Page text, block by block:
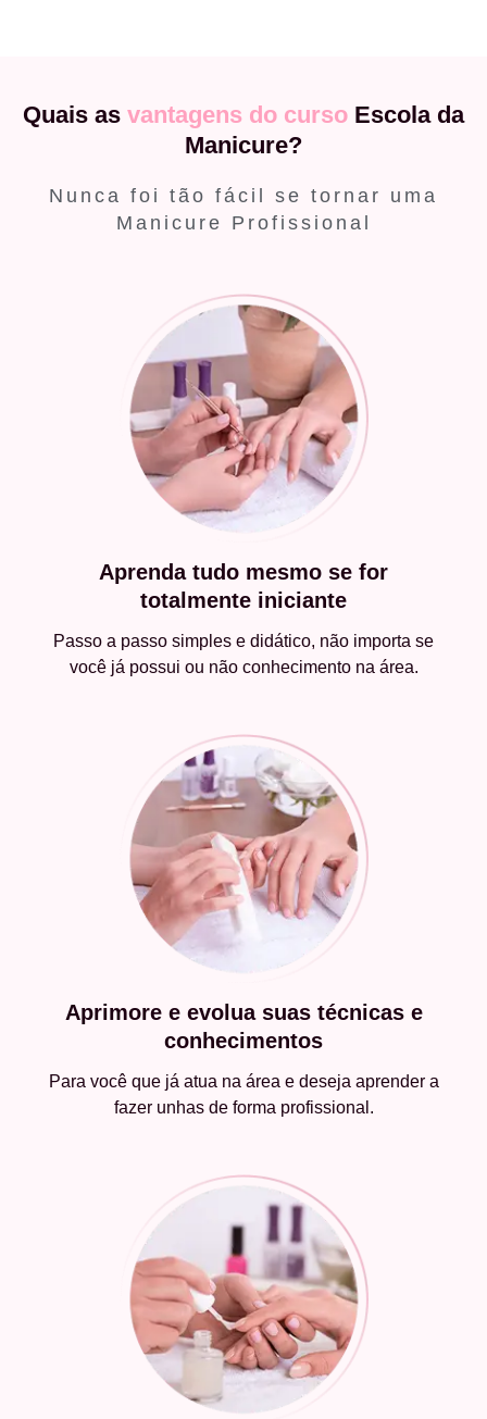
Quais as vantagens do curso Escola da
Manicure?
Nunca foi tão fácil se tornar uma
Manicure Profissional
Aprenda tudo mesmo se for
totalmente iniciante
Passo a passo simples e didático, não importa se
você já possui ou não conhecimento na área.
Aprimore e evolua suas técnicas e
conhecimentos
Para você que já atua na área e deseja aprender a
fazer unhas de forma profissional.